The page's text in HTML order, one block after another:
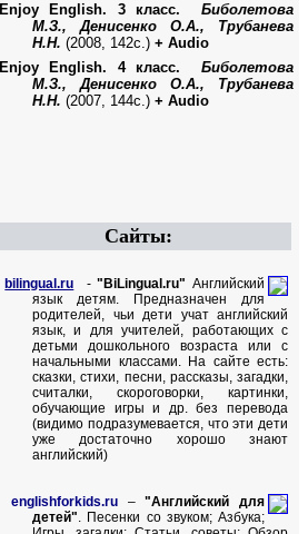
Enjoy English. 3 класс.
Биболетова
М.З., Денисенко О.А., Трубанева
Н.Н. (2008, 142с.) + Audio
Enjoy English. 4 класс.Биболетова
М.З., Денисенко О.А., Трубанева
Н.Н. (2007, 144с.) + Audio
Сайты:
bilingual.ru -" BiLingual.ru" Английский
язык детям. Предназначен для
родителей, чьи дети учат английский
язык, и для учителей, работающих с
детьми дошкольного возраста или с
начальными классами. На сайте есть:
сказки, стихи, песни, рассказы, загадки,
считалки, скороговорки, картинки,
обучающие игры и др. без перевода
(видимо подразумевается, что эти дети
уже достаточно хорошо знают
английский)
englishforkids.ru –"Английский для
детей". Песенки со звуком; Азбука;